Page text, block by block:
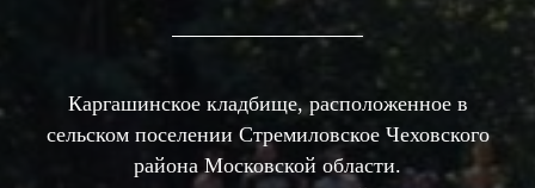
КОНТАКТЫ
ВИДЫ ГРАНИТА
Каргашинское кладбище, расположенное в
сельском поселении Стремиловское Чеховского
района Московской области.